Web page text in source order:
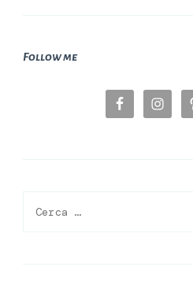
Follow me
Ricerca